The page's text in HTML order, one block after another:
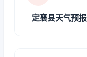
定襄县天气预报